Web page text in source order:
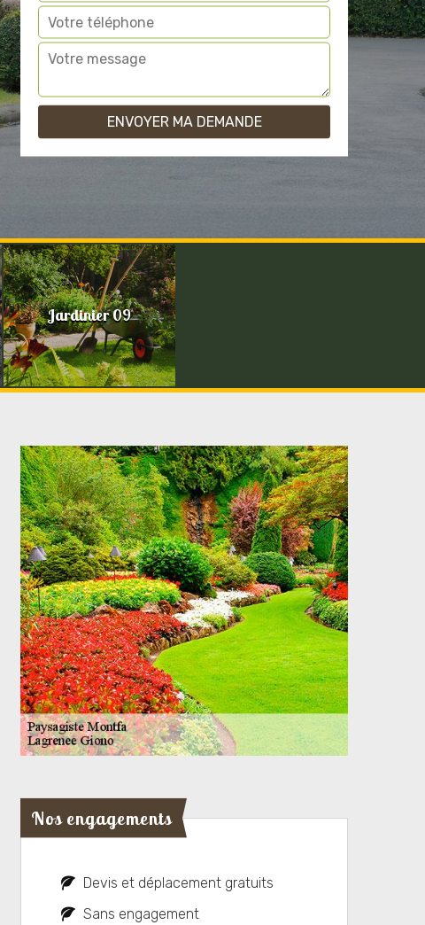
Jardinier 09
Nos engagements
Devis et déplacement gratuits
Sans engagement